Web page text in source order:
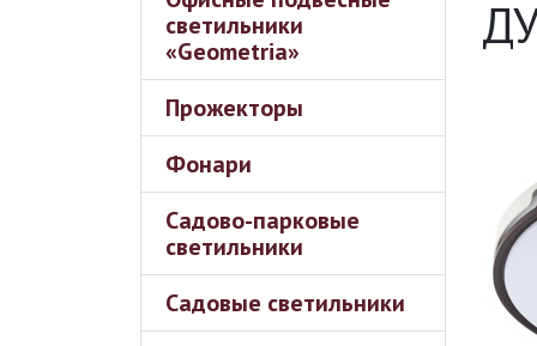
светильники
«Geometria»
Прожекторы
Фонари
Садово-парковые
светильники
Садовые светильники